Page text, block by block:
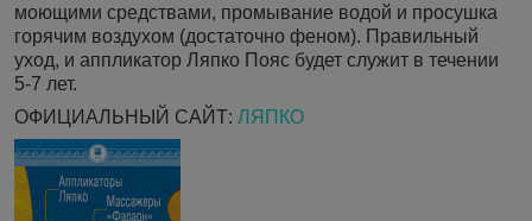
моющими средствами, промывание водой и просушка
горячим воздухом (достаточно феном). Правильный
уход, и аппликатор Ляпко Пояс будет служит в течении
5-7 лет.
ОФИЦИАЛЬНЫЙ САЙТ: ЛЯПКО